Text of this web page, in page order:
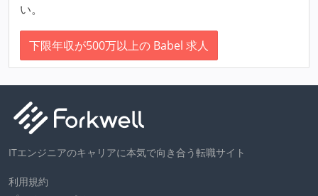
い。
下限年収が500万以上の Babel 求人
ITエンジニアのキャリアに本気で向き合う転職サイト
利用規約